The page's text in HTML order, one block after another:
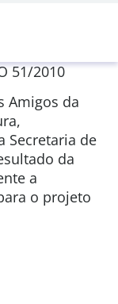
51/2010
Amigos da
Secretaria de
da
a
o projeto